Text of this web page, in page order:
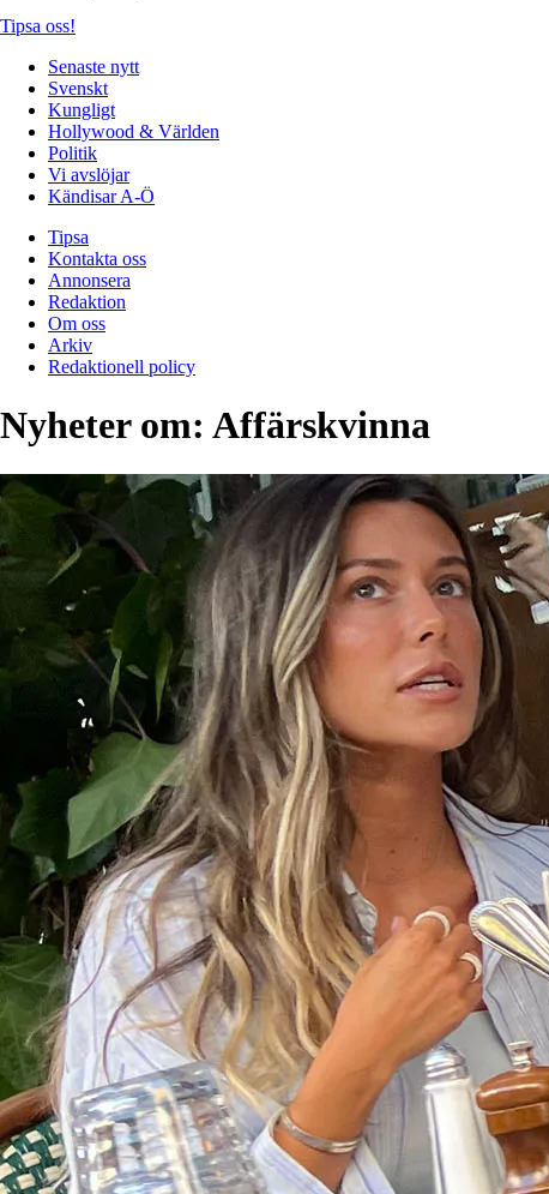
Tipsa oss!
Senaste nytt
Svenskt
Kungligt
Hollywood & Världen
Politik
Vi avslöjar
Kändisar A-Ö
Tipsa
Kontakta oss
Annonsera
Redaktion
Om oss
Arkiv
Redaktionell policy
Nyheter om: Affärskvinna